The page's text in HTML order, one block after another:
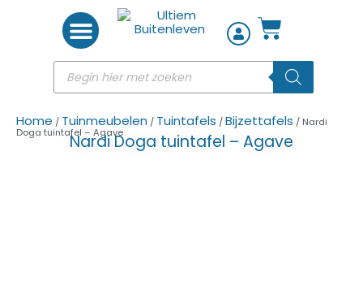
Home / Tuinmeubelen / Tuintafels /Bijzettafels / Nardi
Doga tuintafel – AgaveNardi Doga tuintafel – Agave